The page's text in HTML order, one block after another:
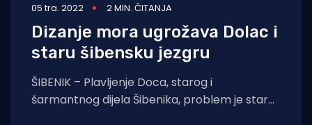
05 tra. 2022 2 MIN. ČITANJA
Dizanje mora ugrožava Dolac i
staru šibensku jezgru
ŠIBENIK – Plavljenje Doca, starog i
šarmantnog dijela Šibenika, problem je star